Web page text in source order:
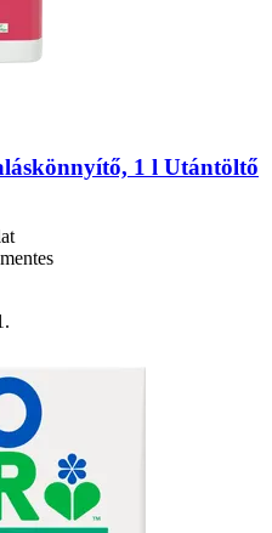
1 l Utántöltő